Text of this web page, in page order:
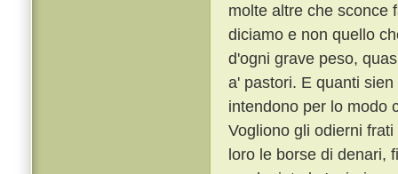
molte altre che sconce
diciamo e non quello
d'ogni grave peso,
a' pastori. E quanti
intendono per lo modo
Vogliono gli odierni
loro le borse di denari,